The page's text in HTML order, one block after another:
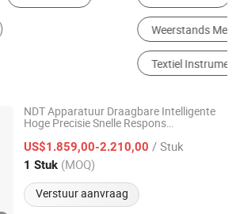
NDT Apparatuur Draagbare Intelligente
Hoge Precisie Snelle Respons
Opties Beschikbaar Van 60kv/2mA tot
To200kv/10m Hipot
US$1.859,00-2.210,00 / Stuk
1 Stuk (MOQ)
Verstuur aanvraag
Power Technology Co., Ltd.
Sinds 2025